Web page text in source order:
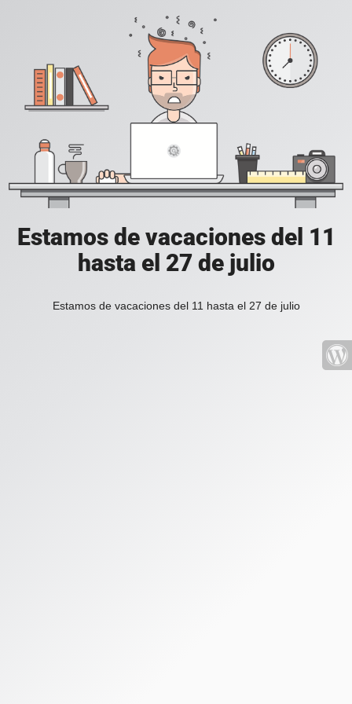
Estamos de vacaciones del 11
hasta el 27 de julio
Estamos de vacaciones del 11 hasta el 27 de julio